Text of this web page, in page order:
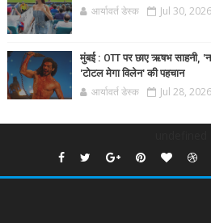
आर्यावर्त डेस्क Jul 30, 2026
मुंबई : OTT पर छाए ऋषभ साहनी,
'टोटल मेगा विलेन' की पहचान
आर्यावर्त डेस्क Jul 28, 2026